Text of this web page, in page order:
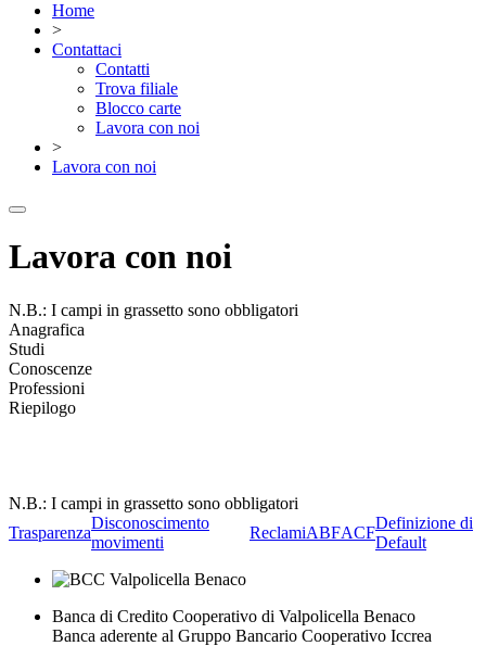
Home
>
Contattaci
Contatti
Trova filiale
Blocco carte
Lavora con noi
>
Lavora con noi
Lavora con noi
N.B.: I campi in grassetto sono obbligatori
Anagrafica
Studi
Conoscenze
Professioni
Riepilogo
N.B.: I campi in grassetto sono obbligatori
Trasparenza
Disconoscimento
movimenti
ReclamiABFACF
Definizione di
Default
Banca di Credito Cooperativo di Valpolicella Benaco
Banca aderente al Gruppo Bancario Cooperativo Iccrea